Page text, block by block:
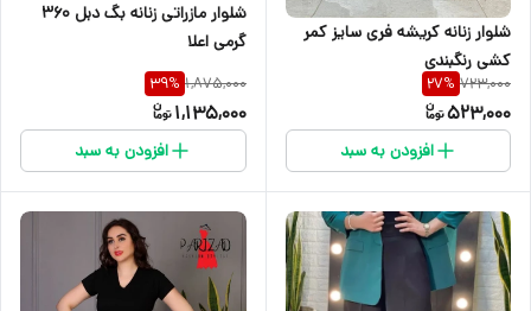
شلوار زنانه کریشه فری سایز کمر
کشی رنگبندی
723,000
27%
523,000
افزودن به سبد
شلوار مازراتی زنانه بگ دبل ۳۶۰
گرمی اعلا
1,875,000
39%
1,135,000
افزودن به سبد